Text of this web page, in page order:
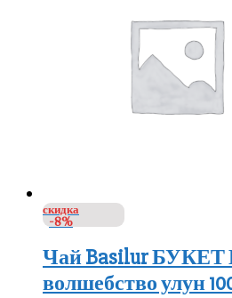
скидка
-8%
Чай Basilur БУКЕТ
волшебство улун